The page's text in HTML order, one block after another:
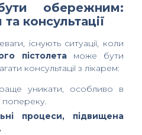
обережним:
консультації
існують ситуації, коли
пістолетаможе бути
консультації з лікарем:
уникати, особливо в
попереку.
процеси, підвищена